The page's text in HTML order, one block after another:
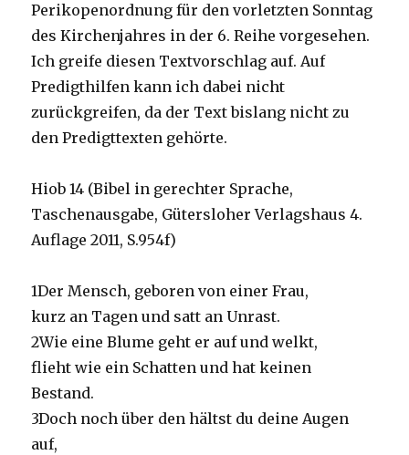
Perikopenordnung für den vorletzten Sonntag
des Kirchenjahres in der 6. Reihe vorgesehen.
Ich greife diesen Textvorschlag auf. Auf
Predigthilfen kann ich dabei nicht
zurückgreifen, da der Text bislang nicht zu
den Predigttexten gehörte.
Hiob 14 (Bibel in gerechter Sprache,
Taschenausgabe, Gütersloher Verlagshaus 4.
Auflage 2011, S.954f)
1Der Mensch, geboren von einer Frau,
kurz an Tagen und satt an Unrast.
2Wie eine Blume geht er auf und welkt,
flieht wie ein Schatten und hat keinen
Bestand.
3Doch noch über den hältst du deine Augen
auf,